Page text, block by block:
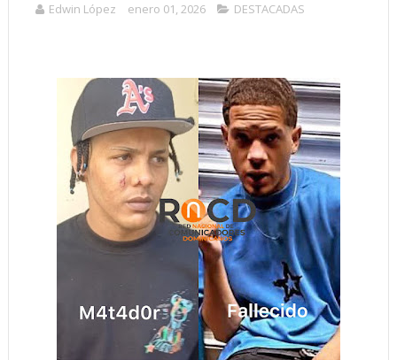
Edwin López enero 01, 2026 DESTACADAS